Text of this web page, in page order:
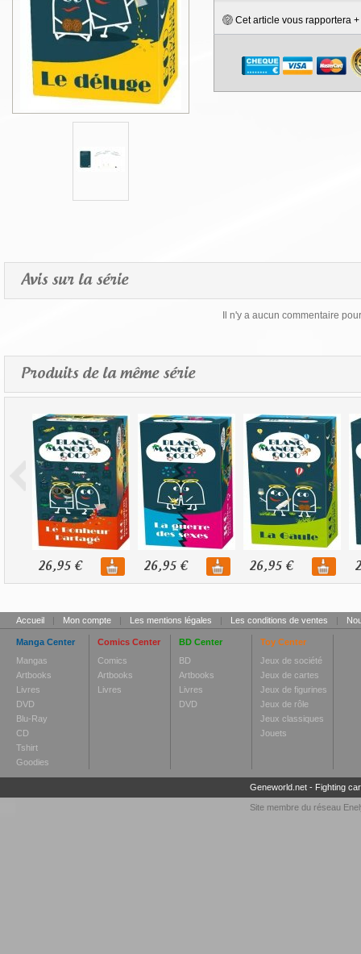
Cet article vous rapportera +
Avis sur la série
Il n'y a aucun commentaire
Produits de la même série
26,95 € 26,95 € 26,95 €
Accueil | Mon compte | Les mentions légales | Les conditions de ventes |
Manga Center
Mangas
Artbooks
Livres
DVD
Blu-Ray
CD
Tshirt
Goodies
Comics Center
Comics
Artbooks
Livres
BD Center
BD
Artbooks
Livres
DVD
Toy Center
Jeux de société
Jeux de cartes
Jeux de figurines
Jeux de rôle
Jeux classiques
Jouets
Geneworld.net- Fighting
Site membre du réseau